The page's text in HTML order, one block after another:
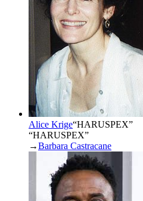
Alice Krige“HARUSPEX”
“HARUSPEX”
→Barbara Castracane